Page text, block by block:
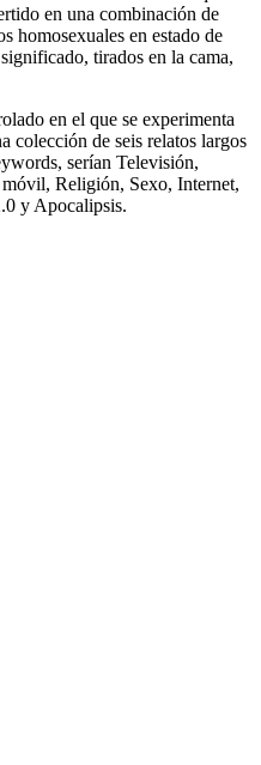
en una combinación de
homosexuales en estado de
tirados en la cama,
en el que se experimenta
colección de seis relatos largos
serían Televisión,
Religión, Sexo, Internet,
y Apocalipsis.